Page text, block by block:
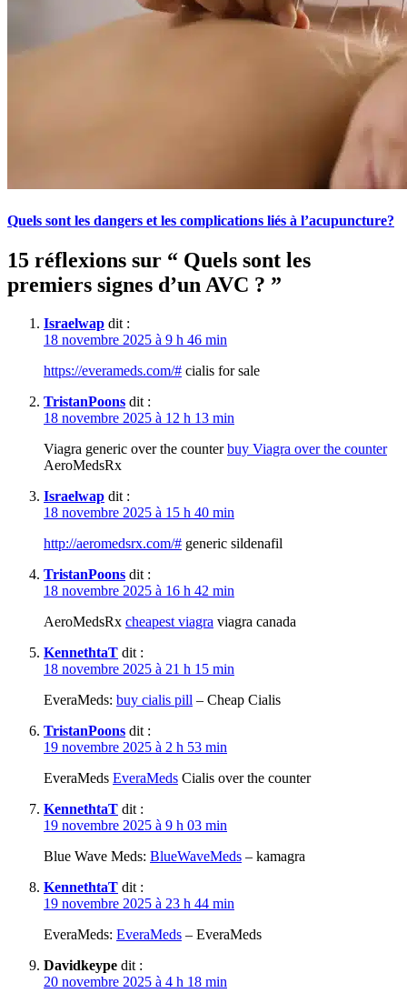
Quels sont les dangers et les complications liés à l’acupuncture?
15 réflexions sur “ Quels sont les
premiers signes d’un AVC ? ”
Israelwap dit :
18 novembre 2025 à 9 h 46 min
https://everameds.com/# cialis for sale
TristanPoons dit :
18 novembre 2025 à 12 h 13 min
Viagra generic over the counterbuy Viagra over the counter
AeroMedsRx
Israelwap dit :
18 novembre 2025 à 15 h 40 min
http://aeromedsrx.com/# generic sildenafil
TristanPoons dit :
18 novembre 2025 à 16 h 42 min
AeroMedsRx cheapest viagra viagra canada
KennethtaT dit :
18 novembre 2025 à 21 h 15 min
EveraMeds: buy cialis pill – Cheap Cialis
TristanPoons dit :
19 novembre 2025 à 2 h 53 min
EveraMeds EveraMeds Cialis over the counter
KennethtaT dit :
19 novembre 2025 à 9 h 03 min
Blue Wave Meds: BlueWaveMeds – kamagra
KennethtaT dit :
19 novembre 2025 à 23 h 44 min
EveraMeds: EveraMeds – EveraMeds
Davidkeype dit :
20 novembre 2025 à 4 h 18 min